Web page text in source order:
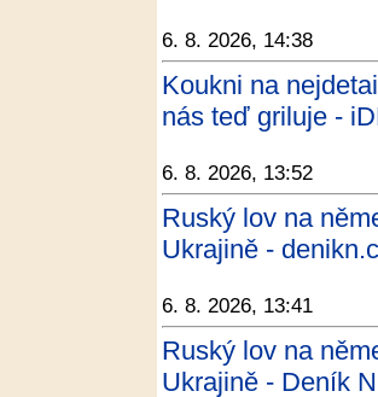
6. 8. 2026, 14:38
Koukni na
nás teď griluje -
6. 8. 2026, 13:52
Ruský lov na
Ukrajině -
6. 8. 2026, 13:41
Ruský lov na
Ukrajině - Deník N